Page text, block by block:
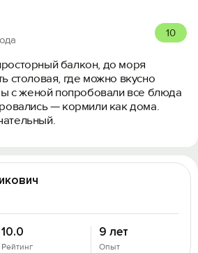
10
балкон, до моря
столовая, где можно вкусно
с женой попробовали все блюда
— кормили как дома.
10.0
Рейтинг
9 лет
Опыт